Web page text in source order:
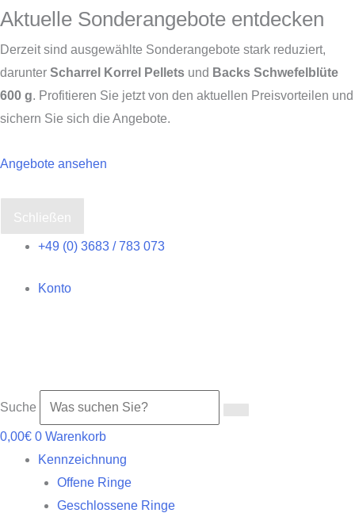
Aktuelle Sonderangebote entdecken
Derzeit sind ausgewählte Sonderangebote stark reduziert,
darunter Scharrel Korrel Pellets und Backs Schwefelblüte
600 g. Profitieren Sie jetzt von den aktuellen Preisvorteilen und
sichern Sie sich die Angebote.
Angebote ansehen
Schließen
springen
+49 (0) 3683 / 783 073
Konto
Suche
0,00€ 0 Warenkorb
Kennzeichnung
Offene Ringe
Geschlossene Ringe